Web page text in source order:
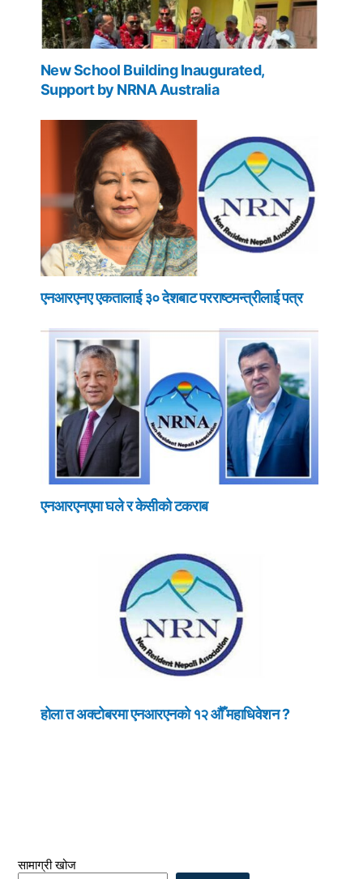
New School Building Inaugurated,
Support by NRNA Australia
एनआरएनए एकतालाई ३० देशबाट परराष्टमन्त्रीलाई पत्र
एनआरएनएमा घले र केसीको टकराब
होला त अक्टोबरमा एनआरएनको १२ औँ महाधिवेशन ?
सामाग्री खोज